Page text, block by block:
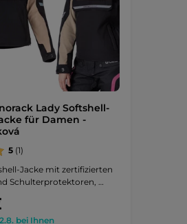
Lady Softshell-
für Damen -
5(1)
Jacke mit zertifizierten
Schulterprotektoren, …
bei Ihnen